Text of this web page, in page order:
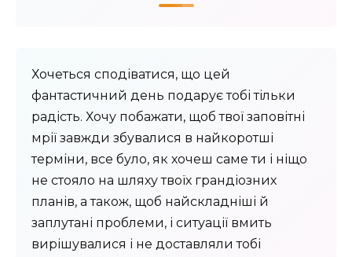
Хочеться сподіватися, що цей
фантастичний день подарує тобі тільки
радість. Хочу побажати, щоб твої заповітні
мрії завжди збувалися в найкоротші
терміни, все було, як хочеш саме ти і ніщо
не стояло на шляху твоїх грандіозних
планів, а також, щоб найскладніші й
заплутані проблеми, і ситуації вмить
вирішувалися і не доставляли тобі